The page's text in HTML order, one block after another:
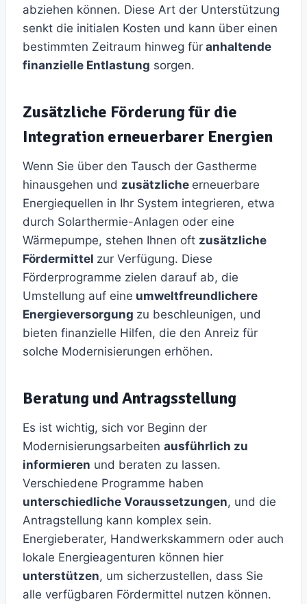
abziehen können. Diese Art der Unterstützung
senkt die initialen Kosten und kann über einen
bestimmten Zeitraum hinweg für anhaltende
finanzielle Entlastung sorgen.
Zusätzliche Förderung für die
Integration erneuerbarer Energien
Wenn Sie über den Tausch der Gastherme
hinausgehen und zusätzliche erneuerbare
Energiequellen in Ihr System integrieren, etwa
durch Solarthermie-Anlagen oder eine
Wärmepumpe, stehen Ihnen oft zusätzliche
Fördermittel zur Verfügung. Diese
Förderprogramme zielen darauf ab, die
Umstellung auf eine umweltfreundlichere
Energieversorgung zu beschleunigen, und
bieten finanzielle Hilfen, die den Anreiz für
solche Modernisierungen erhöhen.
Beratung und Antragsstellung
Es ist wichtig, sich vor Beginn der
Modernisierungsarbeiten ausführlich zu
informieren und beraten zu lassen.
Verschiedene Programme haben
unterschiedliche Voraussetzungen, und die
Antragstellung kann komplex sein.
Energieberater, Handwerkskammern oder auch
lokale Energieagenturen können hier
unterstützen, um sicherzustellen, dass Sie
alle verfügbaren Fördermittel nutzen können.